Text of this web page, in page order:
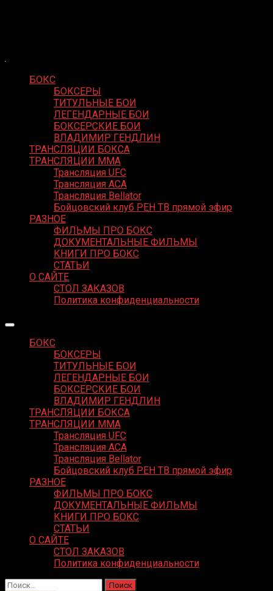
БОКС
БОКСЕРЫ
ТИТУЛЬНЫЕ БОИ
ЛЕГЕНДАРНЫЕ БОИ
БОКСЕРСКИЕ БОИ
ВЛАДИМИР ГЕНДЛИН
ТРАНСЛЯЦИИ БОКСА
ТРАНСЛЯЦИИ MMA
Трансляция UFC
Трансляция ACA
Трансляция Bellator
Бойцовский клуб РЕН ТВ прямой эфир
РАЗНОЕ
ФИЛЬМЫ ПРО БОКС
ДОКУМЕНТАЛЬНЫЕ ФИЛЬМЫ
КНИГИ ПРО БОКС
СТАТЬИ
О САЙТЕ
СТОЛ ЗАКАЗОВ
Политика конфиденциальности
БОКС
БОКСЕРЫ
ТИТУЛЬНЫЕ БОИ
ЛЕГЕНДАРНЫЕ БОИ
БОКСЕРСКИЕ БОИ
ВЛАДИМИР ГЕНДЛИН
ТРАНСЛЯЦИИ БОКСА
ТРАНСЛЯЦИИ MMA
Трансляция UFC
Трансляция ACA
Трансляция Bellator
Бойцовский клуб РЕН ТВ прямой эфир
РАЗНОЕ
ФИЛЬМЫ ПРО БОКС
ДОКУМЕНТАЛЬНЫЕ ФИЛЬМЫ
КНИГИ ПРО БОКС
СТАТЬИ
О САЙТЕ
СТОЛ ЗАКАЗОВ
Политика конфиденциальности
Найти: